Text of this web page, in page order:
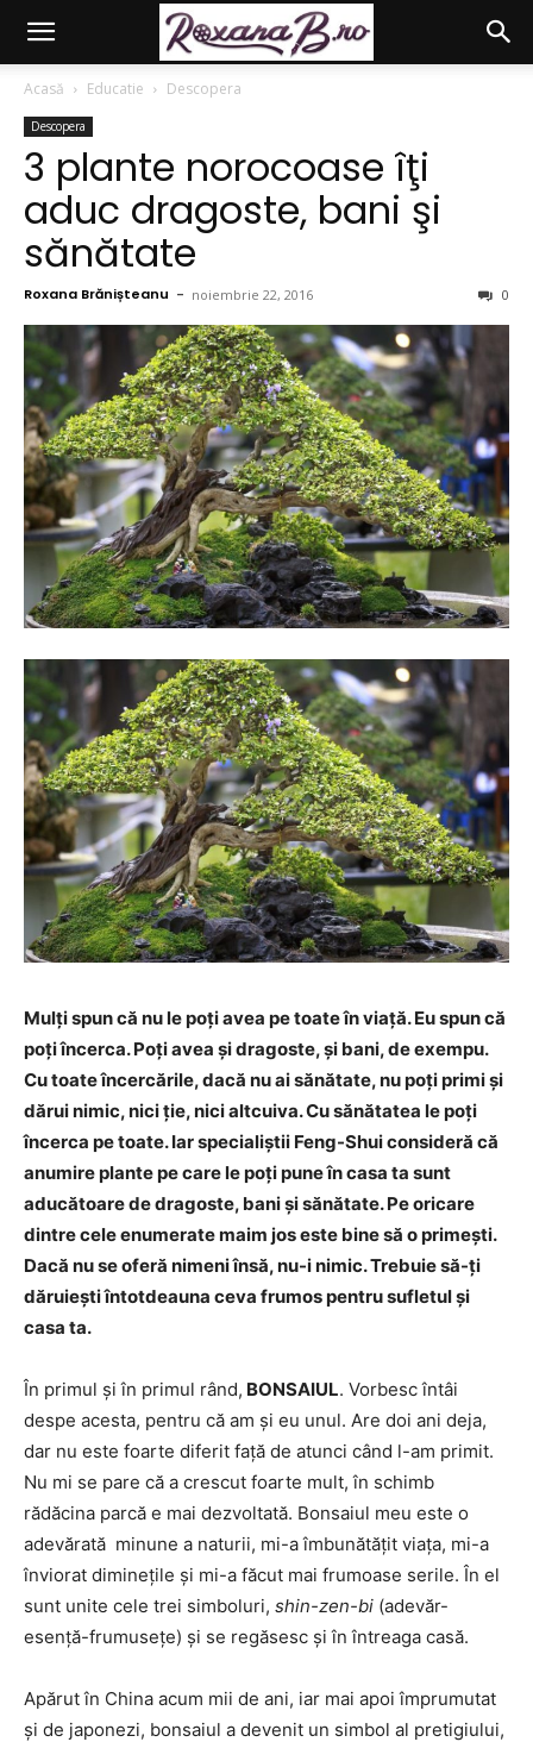
Acasă Educatie Descopera
Descopera
3 plante norocoase îţi
aduc dragoste, bani şi
sănătate
Roxana Brănișteanu - noiembrie 22, 2016 0
Mulţi spun că nu le poţi avea pe toate în viaţă. Eu spun că
poţi încerca. Poţi avea şi dragoste, şi bani, de exempu.
Cu toate încercările, dacă nu ai sănătate, nu poţi primi şi
dărui nimic, nici ţie, nici altcuiva. Cu sănătatea le poţi
încerca pe toate. Iar specialiştii Feng-Shui consideră că
anumire plante pe care le poţi pune în casa ta sunt
aducătoare de dragoste, bani şi sănătate. Pe oricare
dintre cele enumerate maim jos este bine să o primeşti.
Dacă nu se oferă nimeni însă, nu-i nimic. Trebuie să-ţi
dăruieşti întotdeauna ceva frumos pentru sufletul şi
casa ta.
În primul şi în primul rând, BONSAIUL. Vorbesc întâi
despe acesta, pentru că am şi eu unul. Are doi ani deja,
dar nu este foarte diferit faţă de atunci când l-am primit.
Nu mi se pare că a crescut foarte mult, în schimb
rădăcina parcă e mai dezvoltată. Bonsaiul meu este o
adevărată minune a naturii, mi-a îmbunătăţit viaţa, mi-a
înviorat dimineţile şi mi-a făcut mai frumoase serile. În el
sunt unite cele trei simboluri, shin-zen-bi (adevăr-
esenţă-frumuseţe) şi se regăsesc şi în întreaga casă.
Apărut în China acum mii de ani, iar mai apoi împrumutat
şi de japonezi, bonsaiul a devenit un simbol al pretigiului,